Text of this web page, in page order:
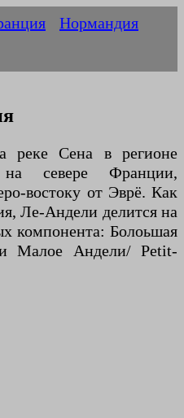
Нормандия
Сена в регионе
севере Франции,
востоку от Эврё. Как
Ле-Андели делится на
компонента: Болоьшая
Малое Андели/ Petit-